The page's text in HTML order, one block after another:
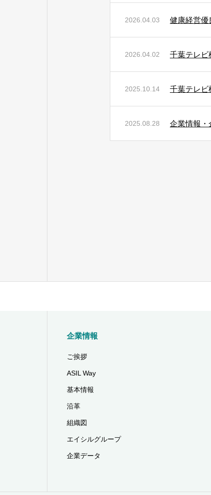
2026.04.03 健康経営優
2026.04.02 千葉テレビ
2025.10.14 千葉テレビ
2025.08.28 企業情報・
企業情報
ご挨拶
ASIL Way
基本情報
沿革
組織図
エイシルグループ
企業データ